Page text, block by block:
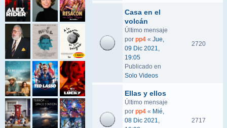
Casa en el
volcán
Último mensaje
por pp4 « Jue,
09 Dic 2021,
19:05
Publicado en
Solo Videos
2720
Ellas y ellos
Último mensaje
por pp4 « Mié,
08 Dic 2021,
2717